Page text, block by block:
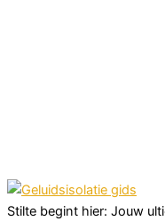
Stilte begint hier: Jouw